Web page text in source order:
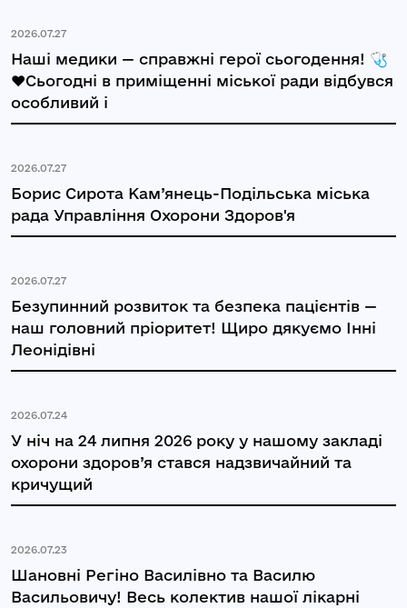
2026.07.27
Наші медики — справжні герої сьогодення! 🩺
❤️Сьогодні в приміщенні міської ради відбувся
особливий і
2026.07.27
Борис Сирота Кам’янець-Подільська міська
рада Управління Охорони Здоров'я
2026.07.27
Безупинний розвиток та безпека пацієнтів —
наш головний пріоритет! Щиро дякуємо Інні
Леонідівні
2026.07.24
У ніч на 24 липня 2026 року у нашому закладі
охорони здоров’я стався надзвичайний та
кричущий
2026.07.23
Шановні Регіно Василівно та Василю
Васильовичу! Весь колектив нашої лікарні